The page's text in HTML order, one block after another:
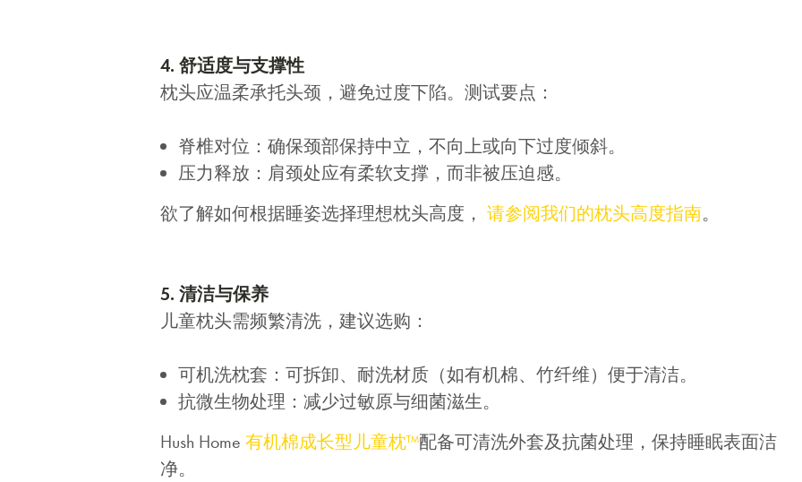
4. 舒适度与支撑性
枕头应温柔承托头颈，避免过度下陷。测试要点：
脊椎对位：确保颈部保持中立，不向上或向下过度倾斜。
压力释放：肩颈处应有柔软支撑，而非被压迫感。
欲了解如何根据睡姿选择理想枕头高度， 请参阅我们的枕头高度指南。
5. 清洁与保养
儿童枕头需频繁清洗，建议选购：
可机洗枕套：可拆卸、耐洗材质（如有机棉、竹纤维）便于清洁。
抗微生物处理：减少过敏原与细菌滋生。
Hush Home 有机棉成长型儿童枕™配备可清洗外套及抗菌处理，保持睡眠表面洁
净。
赏你床垫&床架$1000
千万不要错过! 输入电子邮箱即享独